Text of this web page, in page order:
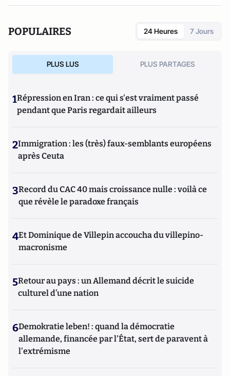
POPULAIRES 24 Heures 7 Jours
PLUS LUS PLUS PARTAGES
1Répression en Iran : ce qui s'est vraiment passé
pendant que Paris regardait ailleurs
2Immigration : les (très) faux-semblants européens
après Ceuta
3Record du CAC 40 mais croissance nulle : voilà ce
que révèle le paradoxe français
4Et Dominique de Villepin accoucha du villepino-
macronisme
5Retour au pays : un Allemand décrit le suicide
culturel d’une nation
6Demokratie leben! : quand la démocratie
allemande, financée par l'État, sert de paravent à
l'extrémisme